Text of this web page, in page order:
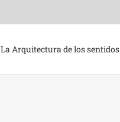
La Arquitectura de los sentidos